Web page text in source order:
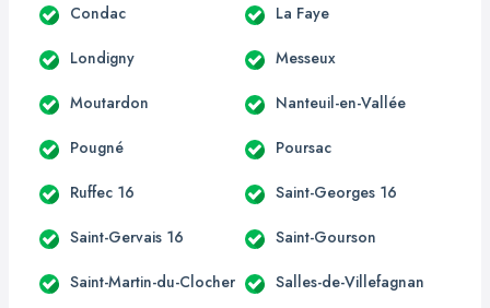
Condac La Faye
Londigny Messeux
Moutardon Nanteuil-en-Vallée
Pougné Poursac
Ruffec 16 Saint-Georges 16
Saint-Gervais 16 Saint-Gourson
Saint-Martin-du-Clocher Salles-de-Villefagnan